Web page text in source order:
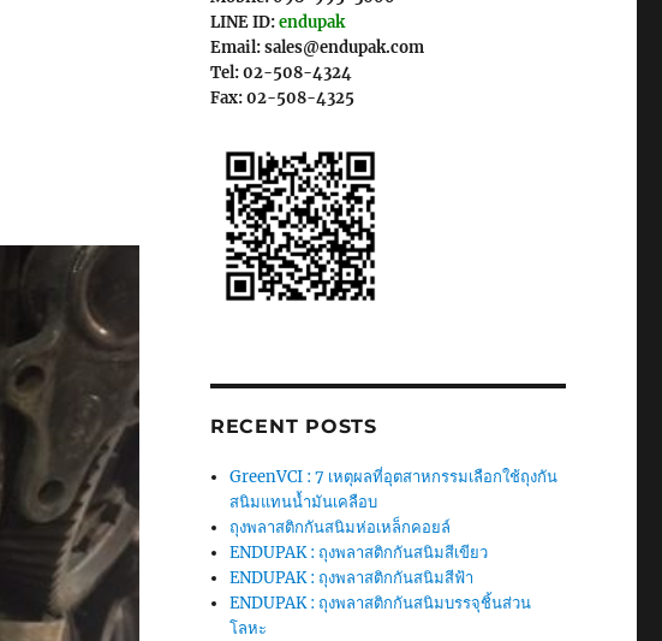
LINE ID:endupak
Email: sales@endupak.com
Tel: 02-508-4324
Fax: 02-508-4325
RECENT POSTS
GreenVCI : 7 เหตุผลที่อุตสาหกรรมเลือกใช้ถุงกัน
สนิมแทนน้ำมันเคลือบ
ถุงพลาสติกกันสนิมห่อเหล็กคอยล์
ENDUPAK : ถุงพลาสติกกันสนิมสีเขียว
ENDUPAK : ถุงพลาสติกกันสนิมสีฟ้า
ENDUPAK : ถุงพลาสติกกันสนิมบรรจุชิ้นส่วน
โลหะ